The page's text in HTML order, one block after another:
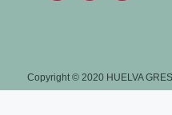
Copyright © 2020 HUELVA